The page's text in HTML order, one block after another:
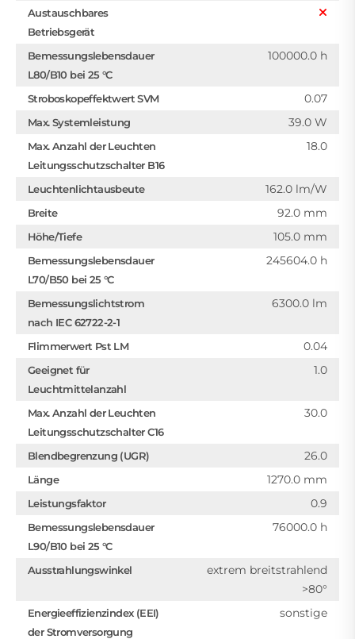
Austauschbares
Betriebsgerät
Bemessungslebensdauer
L80/B10 bei 25 °C
100000.0 h
Stroboskopeffektwert SVM 0.07
Max. Systemleistung 39.0 W
Max. Anzahl der Leuchten
Leitungsschutzschalter B16
18.0
Leuchtenlichtausbeute 162.0 lm/W
Breite 92.0 mm
Höhe/Tiefe 105.0 mm
Bemessungslebensdauer
L70/B50 bei 25 °C
245604.0 h
Bemessungslichtstrom
nach IEC 62722-2-1
6300.0 lm
Flimmerwert Pst LM 0.04
Geeignet für
Leuchtmittelanzahl
1.0
Max. Anzahl der Leuchten
Leitungsschutzschalter C16
30.0
Blendbegrenzung (UGR) 26.0
Länge 1270.0 mm
Leistungsfaktor 0.9
Bemessungslebensdauer
L90/B10 bei 25 °C
76000.0 h
Ausstrahlungswinkel
extrem breitstrahlend
>80°
Energieeffizienzindex (EEI)
der Stromversorgung
sonstige